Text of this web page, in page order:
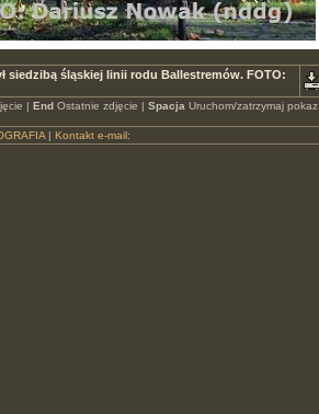
siedzibą śląskiej linii rodu Ballestremów. FOTO:
| EndOstatnie zdjęcie | Spacja Uruchom/zatrzymaj pokaz
| Kontakt e-mail: